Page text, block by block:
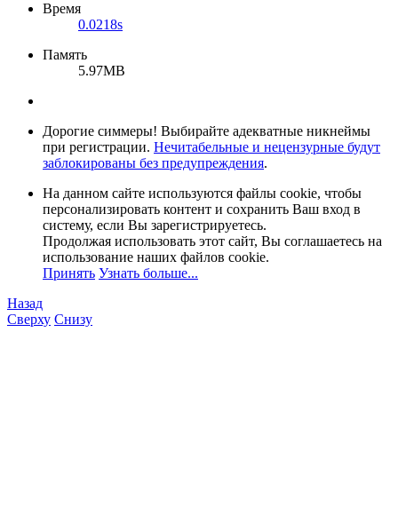
Время
0.0218s
Память
5.97MB
Дорогие симмеры! Выбирайте адекватные никнеймы
при регистрации. Нечитабельные и нецензурные будут
заблокированы без предупреждения.
На данном сайте используются файлы cookie, чтобы
персонализировать контент и сохранить Ваш вход в
систему, если Вы зарегистрируетесь.
Продолжая использовать этот сайт, Вы соглашаетесь на
использование наших файлов cookie.
Принять Узнать больше...
Назад
Сверху Снизу